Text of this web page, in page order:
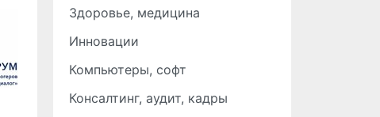
Здоровье, медицина
Инновации
Компьютеры, софт
Консалтинг, аудит, кадры